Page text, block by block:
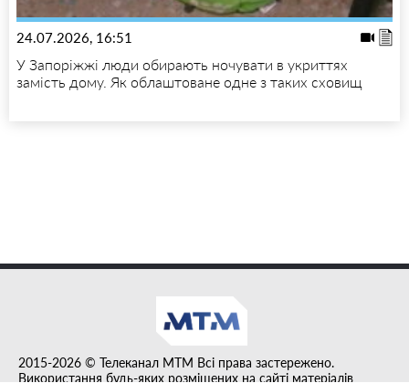
24.07.2026, 16:51
У Запоріжжі люди обирають ночувати в укриттях
замість дому. Як облаштоване одне з таких сховищ
2015-2026 © Телеканал MTM Всі права застережено.
Використання будь-яких розміщених на сайті матеріалів